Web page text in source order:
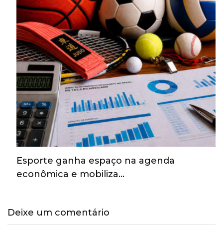
Esporte ganha espaço na agenda
econômica e mobiliza…
Deixe um comentário